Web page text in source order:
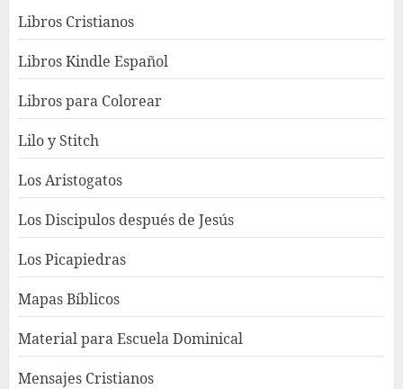
Libros Cristianos
Libros Kindle Español
Libros para Colorear
Lilo y Stitch
Los Aristogatos
Los Discipulos después de Jesús
Los Picapiedras
Mapas Bíblicos
Material para Escuela Dominical
Mensajes Cristianos